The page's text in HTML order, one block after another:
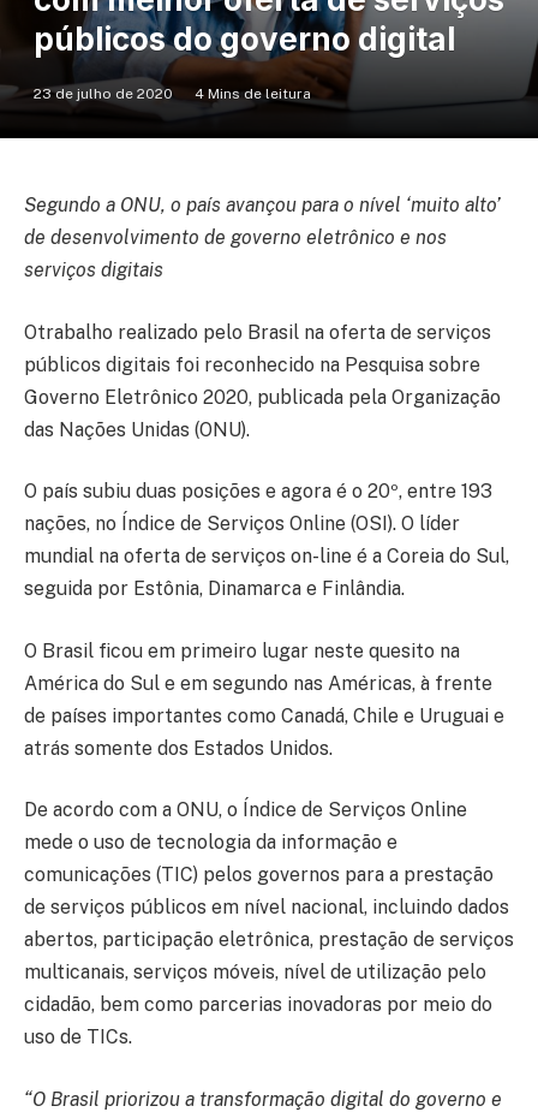
públicos do governo digital
23 de julho de 2020 4 Mins de leitura
Segundo a ONU, o país avançou para o nível ‘muito alto’
de desenvolvimento de governo eletrônico e nos
serviços digitais
Otrabalho realizado pelo Brasil na oferta de serviços
públicos digitais foi reconhecido na Pesquisa sobre
Governo Eletrônico 2020, publicada pela Organização
das Nações Unidas (ONU).
O país subiu duas posições e agora é o 20º, entre 193
nações, no Índice de Serviços Online (OSI). O líder
mundial na oferta de serviços on-line é a Coreia do Sul,
seguida por Estônia, Dinamarca e Finlândia.
O Brasil ficou em primeiro lugar neste quesito na
América do Sul e em segundo nas Américas, à frente
de países importantes como Canadá, Chile e Uruguai e
atrás somente dos Estados Unidos.
De acordo com a ONU, o Índice de Serviços Online
mede o uso de tecnologia da informação e
comunicações (TIC) pelos governos para a prestação
de serviços públicos em nível nacional, incluindo dados
abertos, participação eletrônica, prestação de serviços
multicanais, serviços móveis, nível de utilização pelo
cidadão, bem como parcerias inovadoras por meio do
uso de TICs.
“O Brasil priorizou a transformação digital do governo e